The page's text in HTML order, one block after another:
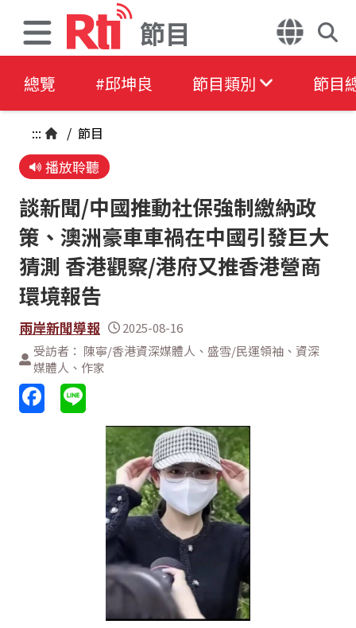
節目
總覽 #邱坤良 節目類別 節目
::: / 節目
播放聆聽
談新聞/中國推動社保強制繳納政
策、澳洲豪車車禍在中國引發巨大
猜測 香港觀察/港府又推香港營商
環境報告
兩岸新聞導報
2025-08-16
受訪者： 陳寧/香港資深媒體人、盛雪/民運領袖、資深
媒體人、作家